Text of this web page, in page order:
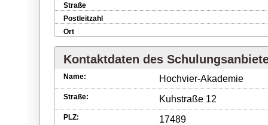
Straße
Postleitzahl
Ort
Kontaktdaten des
Name: Hochvier-Akademie
Straße: Kuhstraße 12
PLZ: 17489